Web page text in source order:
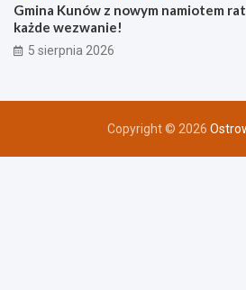
Gmina Kunów z nowym namiotem
każde wezwanie!
5 sierpnia 2026
Copyright © 2026